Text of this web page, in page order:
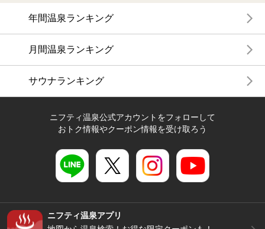
年間温泉ランキング
月間温泉ランキング
サウナランキング
ニフティ温泉公式アカウントをフォローして
おトク情報やクーポン情報を受け取ろう
ニフティ温泉アプリ